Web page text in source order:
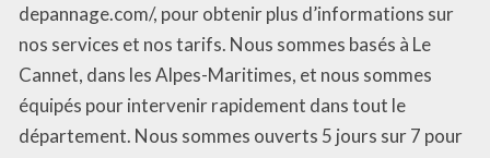
depannage.com/, pour obtenir plus d’informations sur
nos services et nos tarifs. Nous sommes basés à Le
Cannet, dans les Alpes-Maritimes, et nous sommes
équipés pour intervenir rapidement dans tout le
département. Nous sommes ouverts 5 jours sur 7 pour